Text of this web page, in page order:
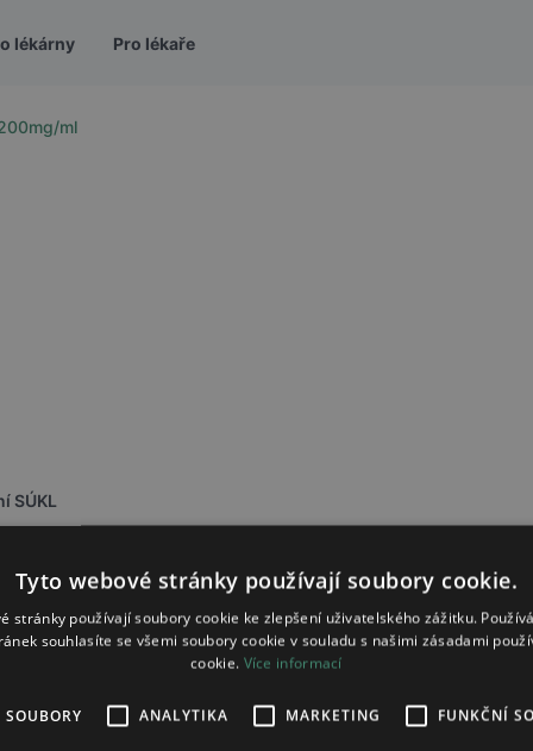
lékárny Pro lékaře
ml
SÚKL
Tyto webové stránky používají soubory cookie.
stránky používají soubory cookie ke zlepšení uživatelského zážitku.
souhlasíte se všemi soubory cookie v souladu s našimi zásadami
cookie. Více informací
ANALYTIKA MARKETING FUNKČNÍ